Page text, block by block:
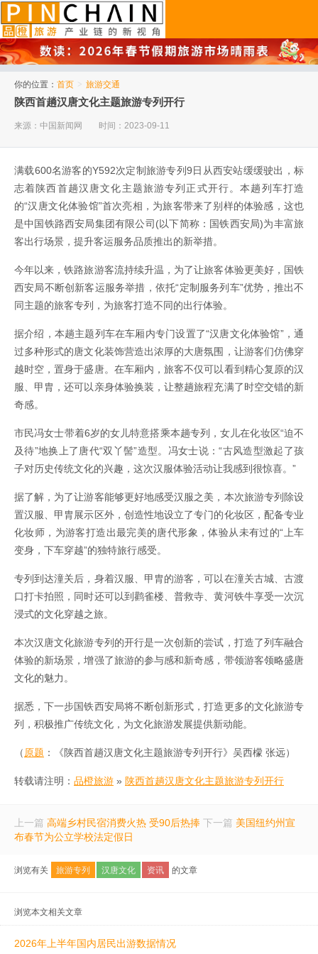
你的位置： 首页 > 旅游交通
陕西首趟汉唐文化主题旅游专列开行
来源：中国新闻网 时间：2023-09-11
满载600名游客的Y592次定制旅游专列9日从西安站缓缓驶出，标
志着陕西首趟汉唐文化主题旅游专列正式开行。本趟列车打造
的“汉唐文化体验馆”首次亮相，为旅客带来了别样的体验感，这也
是中国铁路西安局集团有限公司(以下简称：国铁西安局)为丰富旅
客出行场景，提升客运服务品质推出的新举措。
今年以来，铁路旅游客流持续升温，为了让旅客体验更美好，国铁
西安局不断创新客运服务举措，依托“定制服务列车”优势，推出不
同主题的旅客专列，为旅客打造不同的出行体验。
据介绍，本趟主题列车在车厢内专门设置了“汉唐文化体验馆”，通
过多种形式的唐文化装饰营造出浓厚的大唐氛围，让游客们仿佛穿
越时空，置身于盛唐。在车厢内，旅客不仅可以看到精心复原的汉
服、甲胄，还可以亲身体验换装，让整趟旅程充满了时空交错的新
奇感。
市民冯女士带着6岁的女儿特意搭乘本趟专列，女儿在化妆区“迫不
及待”地换上了唐代“双丫髻”造型。冯女士说：“古风造型激起了孩
子对历史传统文化的兴趣，这次汉服体验活动让我感到很惊喜。”
据了解，为了让游客能够更好地感受汉服之美，本次旅游专列除设
置汉服、甲胄展示区外，创造性地设立了专门的化妆区，配备专业
化妆师，为游客打造出最完美的唐代形象，体验从未有过的“上车
变身，下车穿越”的独特旅行感受。
专列到达潼关后，身着汉服、甲胄的游客，可以在潼关古城、古渡
口打卡拍照，同时还可以到鹳雀楼、普救寺、黄河铁牛享受一次沉
浸式的文化穿越之旅。
本次汉唐文化旅游专列的开行是一次创新的尝试，打造了列车融合
体验的新场景，增强了旅游的参与感和新奇感，带领游客领略盛唐
文化的魅力。
据悉，下一步国铁西安局将不断创新形式，打造更多的文化旅游专
列，积极推广传统文化，为文化旅游发展提供新动能。
（原题 ：《陕西首趟汉唐文化主题旅游专列开行》吴西檬 张远）
转载请注明： 品橙旅游 » 陕西首趟汉唐文化主题旅游专列开行
上一篇 高端乡村民宿消费火热 受90后热捧 下一篇 美国纽约州宣
布春节为公立学校法定假日
浏览有关 旅游专列 汉唐文化 资讯 的文章
浏览本文相关文章
2026年上半年国内居民出游数据情况